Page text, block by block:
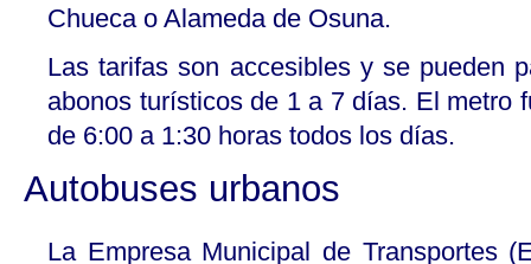
Chueca o Alameda de Osuna.
Las tarifas son accesibles y se pueden
abonos turísticos de 1 a 7 días. El metro
de 6:00 a 1:30 horas todos los días.
Autobuses urbanos
La Empresa Municipal de Transportes